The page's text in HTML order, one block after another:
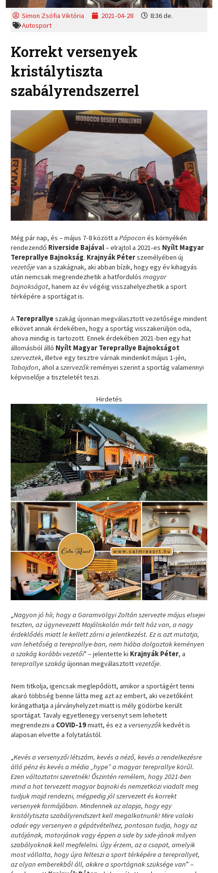
Simon Zsófia Viktória 2021-04-28
8:36 de.
Autosport
Korrekt versenyek
kristálytiszta
szabályrendszerrel
Még pár nap, és – május 7-8 között aPápocon és környékén
rendezendő Riverside Bajával– elrajtol a 2021-es Nyílt Magyar
Tereprallye Bajnokság. Krajnyák Péterszemélyében új
vezetőjevan a szakágnak, aki abban bízik, hogy egy év kihagyás
után nemcsak megrendezhetik a hatfordulós magyar
bajnokságot, hanem az év végéig visszahelyezhetik a sport
térképére a sportágat is.
A Tereprallyeszakág újonnan megválasztott vezetősége mindent
elkövet annak érdekében, hogy a sportág visszakerüljön oda,
ahova mindig is tartozott. Ennek érdekében 2021-ben egy hat
állomásból álló Nyílt Magyar Tereprallye Bajnokságot
szerveztek, illetve egy tesztre várnak mindenkit május 1-jén,
Tabajdon, ahol aszervezőkreményei szerint a sportág valamennyi
képviselője a tiszteletét teszi.
Hirdetés
„Nagyon jó hír, hogy a Garamvölgyi Zoltán szervezte május elsejei
teszten, az úgynevezett Majáliskolán már telt ház van, a nagy
érdeklődés miatt le kellett zárni a jelentkezést. Ez is azt mutatja,
van lehetőség a tereprallye-ban, nem hiába dolgoztak keményen
a szakág korábbi vezetői” – jelentette ki Krajnyák Péter, a
tereprallye szakágújonnan megválasztott vezetője.
Nem titkolja, igencsak meglepődött, amikor a sportágért tenni
akaró többség benne látta meg azt az embert, aki vezetőként
kirángathatja a járványhelyzet miatt is mély gödörbe került
sportágat. Tavaly egyetlenegy versenyt sem lehetett
megrendezni a COVID-19miatt, és ez a versenyzőkkedvét is
alaposan elvette a folytatástól.
„Kevés a versenyzői létszám, kevés a néző, kevés a rendelkezésre
álló pénz és kevés a média „hype” a magyar tereprallye körűl.
Ezen változtatni szeretnék! Őszintén remélem, hogy 2021-ben
mind a hat tervezett magyar bajnoki és nemzetközi viadalt meg
tudjuk majd rendezni, mégpedig jól szervezett és korrekt
versenyek formájában. Mindennek az alapja, hogy egy
kristálytiszta szabályrendszert kell megalkotnunk! Mire valaki
odaér egy versenyen a gépátvételhez, pontosan tudja, hogy az
autójának, motorjának vagy éppen a side by side-jának milyen
szabályoknak kell megfelelni. Úgy érzem, az a csapat, amelyik
most vállalta, hogy újra felteszi a sport térképére a tereprallyet,
az olyan emberekből áll, akikre a sportágnak szüksége van” –